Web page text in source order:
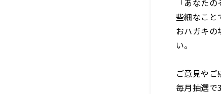
「あなた
些細なこと
おハガキ
い。
ご意見やご
毎月抽選で